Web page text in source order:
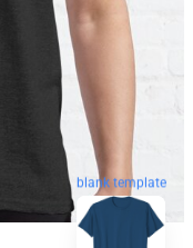
blank template